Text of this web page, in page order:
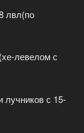
лвл(по
левелом с
лучников с 15-